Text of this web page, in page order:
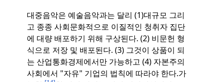
대중음악은 예술음악과는 달리 (1)대규모 그리
고 종종 사회문화적으로 이질적인 청취자 집단
에 대량 배포하기 위해 구상된다. (2) 비문헌 형
식으로 저장 및 배포된다. (3) 그것이 상품이 되
는 산업통화경제에서만 가능하고 (4) 자본주의
사회에서 "자유" 기업의 법칙에 따라야 한다.가